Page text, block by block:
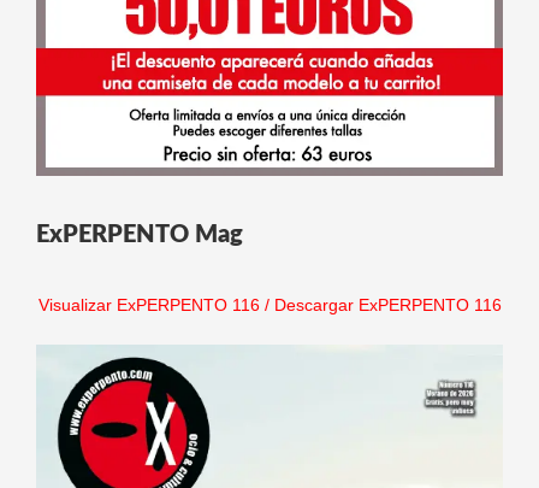
ExPERPENTO Mag
Visualizar ExPERPENTO 116/ Descargar ExPERPENTO 116